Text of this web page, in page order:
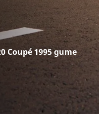
Coupé 1995 gume